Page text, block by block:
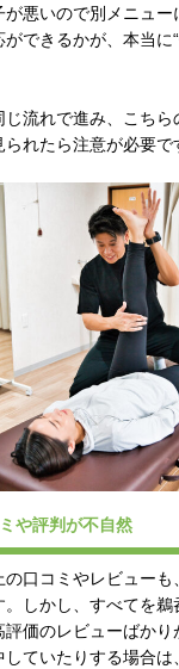
が悪いので別メニュ
できるかが、本当に
流れで進み、こちら
れたら注意が必要で
や評判が不自然
の口コミやレビュー
。しかし、すべてを
評価のレビューばか
していたりする場合